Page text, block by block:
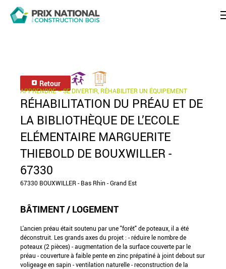
Retour
APPRENDRE – SE DIVERTIR, RÉHABILITER UN ÉQUIPEMENT
RÉHABILITATION DU PRÉAU ET DE
LA BIBLIOTHÈQUE DE L’ECOLE
ELÉMENTAIRE MARGUERITE
THIEBOLD DE BOUXWILLER -
67330
67330 BOUXWILLER - Bas Rhin - Grand Est
BÂTIMENT / LOGEMENT
L'ancien préau était soutenu par une "forêt" de poteaux, il a été
déconstruit. Les grands axes du projet : - réduire le nombre de
poteaux (2 pièces) - augmentation de la surface couverte par le
préau - couverture à faible pente en zinc prépatiné à joint debout sur
voligeage en sapin - ventilation naturelle - reconstruction de la